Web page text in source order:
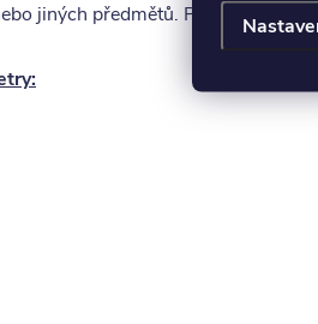
jiných předmětů. Pro svou